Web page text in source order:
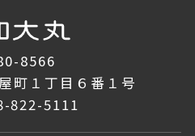
8566
町１丁目６番１号
822-5111